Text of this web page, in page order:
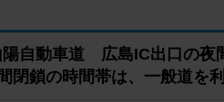
陽自動車道 広島IC出口の夜
閉鎖の時間帯は、一般道を